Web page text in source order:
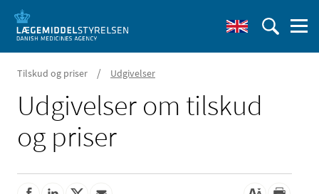
Tilskud og priser / Udgivelser
Udgivelser om tilskud
og priser